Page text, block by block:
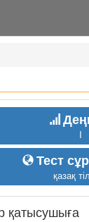
I
Тест
қазақ
қатысушыға